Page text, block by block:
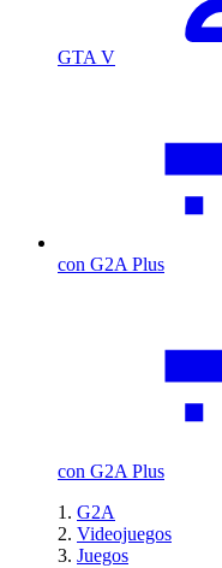
GTA V
con G2A Plus
con G2A Plus
G2A
Videojuegos
Juegos